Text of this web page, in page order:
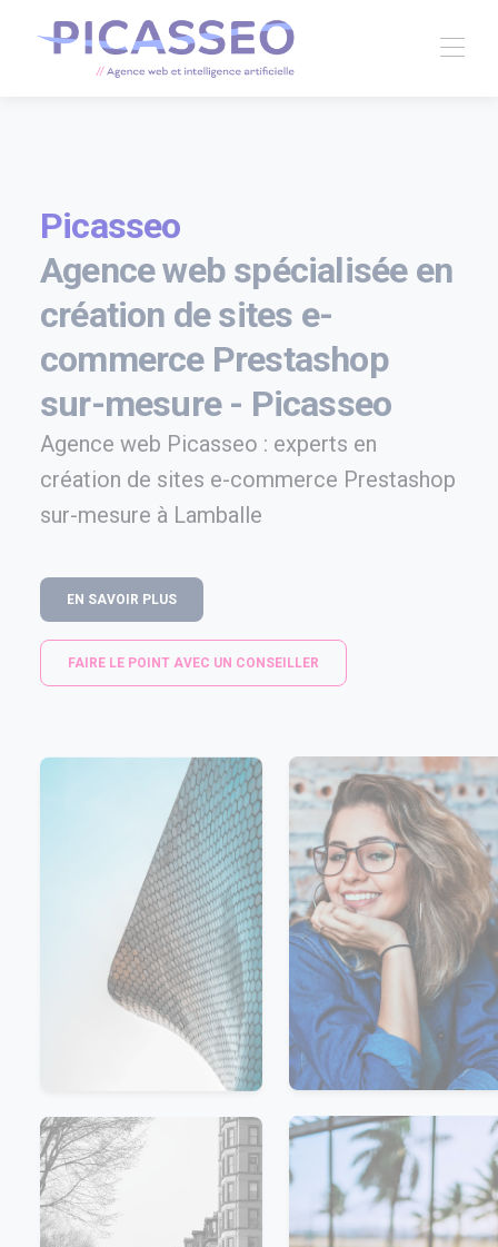
Picasseo
Agence web spécialisée en
création de sites e-
commerce Prestashop
sur-mesure - Picasseo
Agence web Picasseo : experts en
création de sites e-commerce Prestashop
sur-mesure à Lamballe
EN SAVOIR PLUS
FAIRE LE POINT AVEC UN CONSEILLER